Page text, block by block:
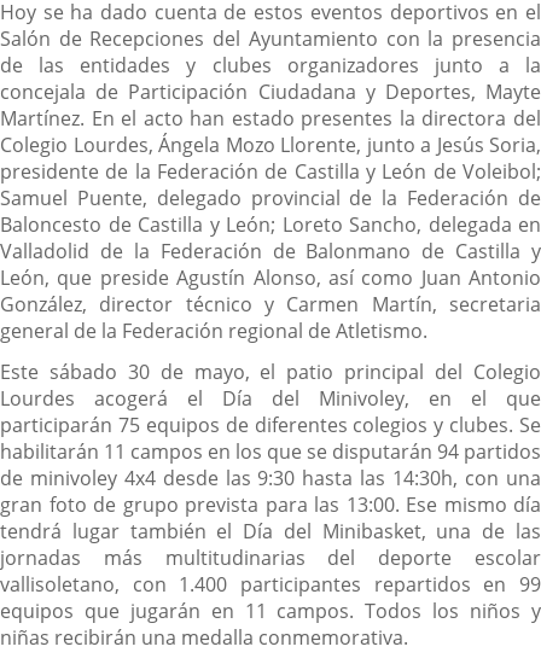
Hoy se ha dado cuenta de estos eventos deportivos en el
Salón de Recepciones del Ayuntamiento con la presencia
de las entidades y clubes organizadores junto a la
concejala de Participación Ciudadana y Deportes, Mayte
Martínez. En el acto han estado presentes la directora del
Colegio Lourdes, Ángela Mozo Llorente, junto a Jesús Soria,
presidente de la Federación de Castilla y León de Voleibol;
Samuel Puente, delegado provincial de la Federación de
Baloncesto de Castilla y León; Loreto Sancho, delegada en
Valladolid de la Federación de Balonmano de Castilla y
León, que preside Agustín Alonso, así como Juan Antonio
González, director técnico y Carmen Martín, secretaria
general de la Federación regional de Atletismo.
Este sábado 30 de mayo, el patio principal del Colegio
Lourdes acogerá el Día del Minivoley, en el que
participarán 75 equipos de diferentes colegios y clubes. Se
habilitarán 11 campos en los que se disputarán 94 partidos
de minivoley 4x4 desde las 9:30 hasta las 14:30h, con una
gran foto de grupo prevista para las 13:00. Ese mismo día
tendrá lugar también el Día del Minibasket, una de las
jornadas más multitudinarias del deporte escolar
vallisoletano, con 1.400 participantes repartidos en 99
equipos que jugarán en 11 campos. Todos los niños y
niñas recibirán una medalla conmemorativa.